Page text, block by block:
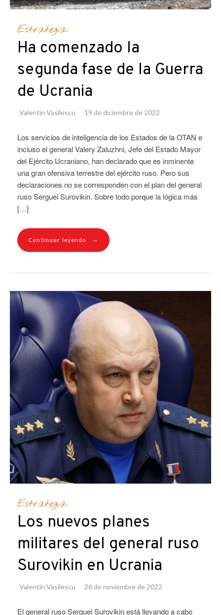
Estrategia
Ha comenzado la
segunda fase de la Guerra
de Ucrania
Valentin Vasilescu 19 de diciembre de 2022
Los servicios de inteligencia de los Estados de la OTAN e
incluso el general Valery Zaluzhni, Jefe del Estado Mayor
del Ejército Ucraniano, han declarado que es inminente
una gran ofensiva terrestre del ejército ruso. Pero sus
declaraciones no se corresponden con el plan del general
ruso Serguei Surovikin. Sobre todo porque la lógica más
[…]
Continuar leyendo →
Estrategia
Los nuevos planes
militares del general ruso
Surovikin en Ucrania
Valentin Vasilescu 26 de noviembre de 2022
El general ruso Serguei Surovikin está llevando a cabo